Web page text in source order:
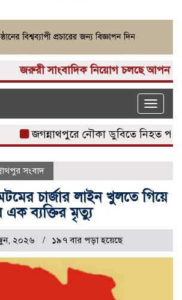
জরুরী সাংবাদিক নিয়োগ চলছে আপনার
Toggle
জগন্নাথপুরে নৌকা ডুবিতে নিহত
সংবাদ
চার্জার লাইন খুলতে গিয়ে
এক ব্যক্তির মৃত্যু
২০২৬ ১৯৭ বার পড়া হয়েছে